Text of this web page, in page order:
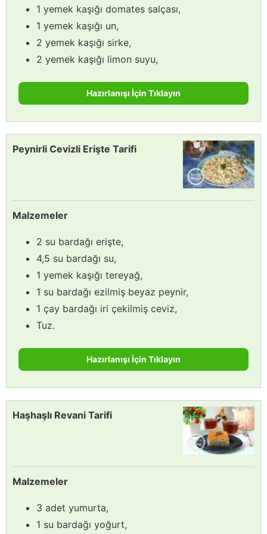
1 yemek kaşığı domates salçası,
1 yemek kaşığı un,
2 yemek kaşığı sirke,
2 yemek kaşığı limon suyu,
Hazırlanışı İçin Tıklayın
Peynirli Cevizli Erişte Tarifi
Malzemeler
2 su bardağı erişte,
4,5 su bardağı su,
1 yemek kaşığı tereyağ,
1 su bardağı ezilmiş beyaz peynir,
1 çay bardağı iri çekilmiş ceviz,
Tuz.
Hazırlanışı İçin Tıklayın
Haşhaşlı Revani Tarifi
Malzemeler
3 adet yumurta,
1 su bardağı yoğurt,